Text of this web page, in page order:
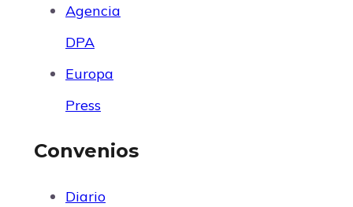
Agencia
DPA
Europa
Press
Convenios
Diario